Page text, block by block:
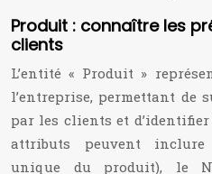
Produit : connaître les
clients
L’entité « Produit »
l’entreprise, permettant de
par les clients et d’identifier
attributs peuvent inclure
unique du produit), le